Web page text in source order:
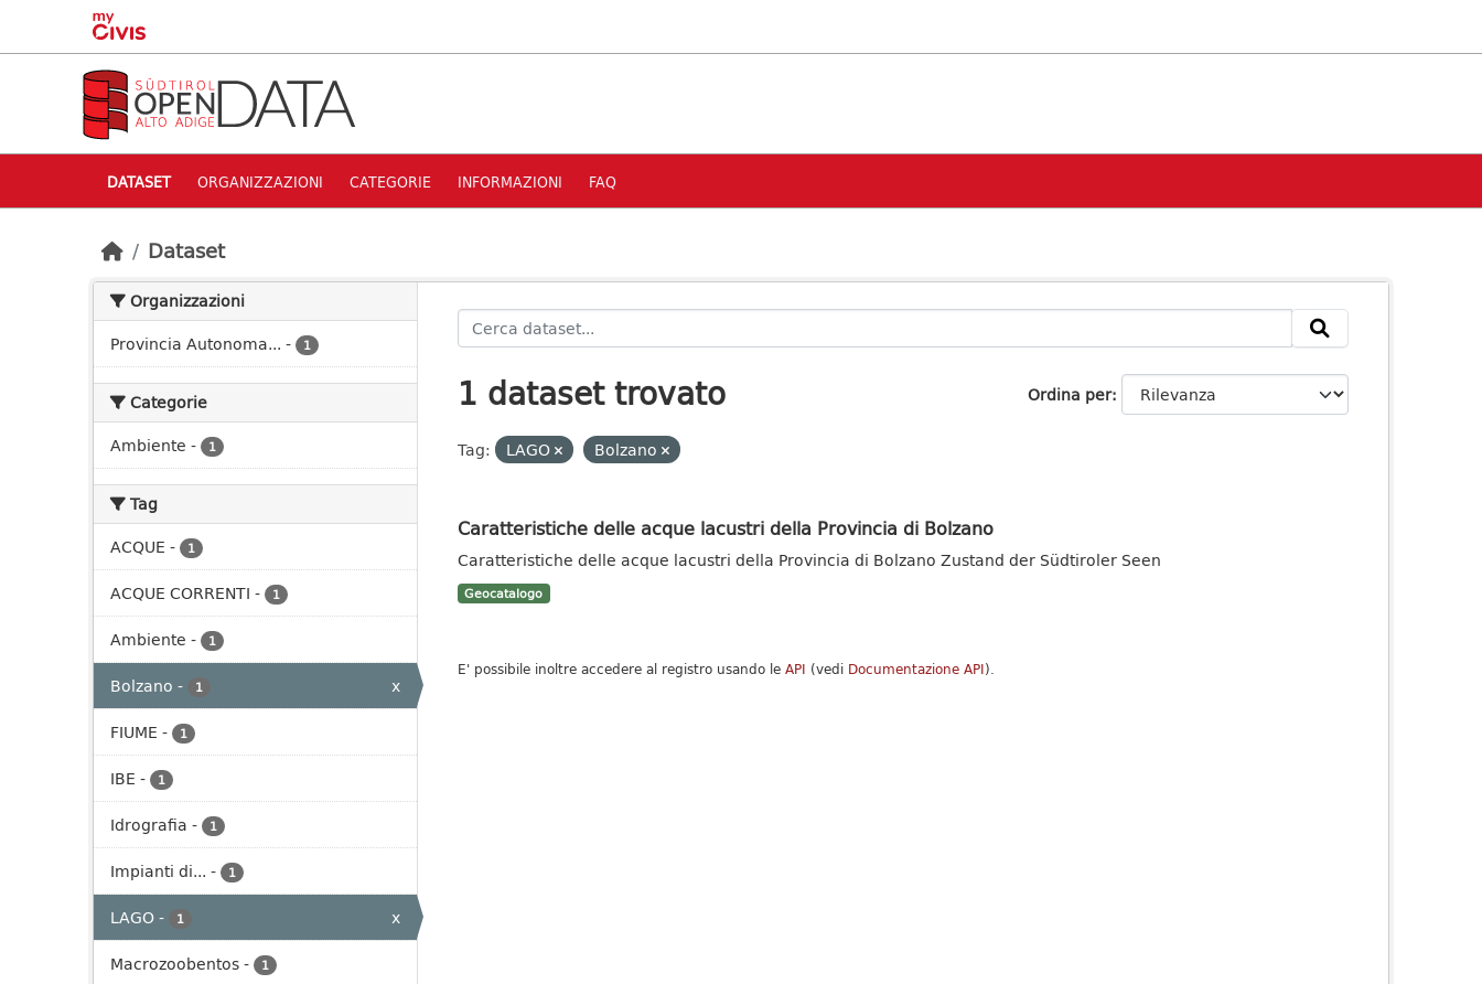
Skip to main content
DATASET ORGANIZZAZIONI CATEGORIE INFORMAZIONI FAQ
Dataset
Organizzazioni
Provincia Autonoma... - 1
Categorie
Ambiente - 1
Tag
ACQUE - 1
ACQUE CORRENTI - 1
Ambiente - 1
Bolzano - 1
x
FIUME - 1
IBE - 1
Idrografia - 1
Impianti di... - 1
LAGO- 1
x
Macrozoobentos- 1
Ordina per
1 dataset trovato
Tag: LAGO Bolzano
Caratteristiche delle acque lacustri della Provincia di Bolzano
Caratteristiche delle acque lacustri della Provincia di Bolzano Zustand der Südtiroler Seen
Geocatalogo
E' possibile inoltre accedere al registro usando le API (vedi Documentazione API).